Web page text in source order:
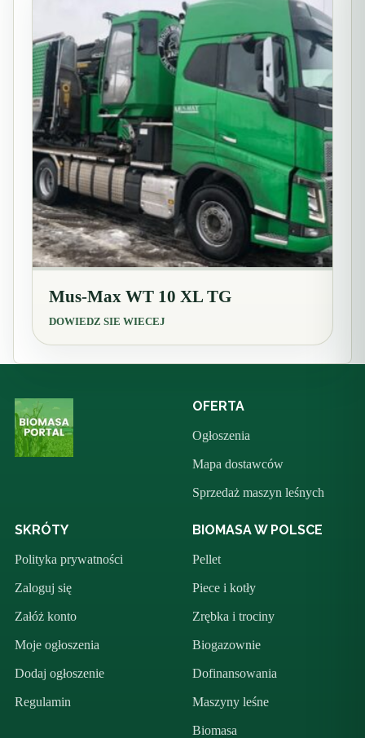
Mus-Max WT 10 XL TG
DOWIEDZ SIE WIECEJ
OFERTA
Ogłoszenia
Mapa dostawców
Sprzedaż maszyn leśnych
SKRÓTY
Polityka prywatności
Zaloguj się
Załóż konto
Moje ogłoszenia
Dodaj ogłoszenie
Regulamin
BIOMASA W POLSCE
Pellet
Piece i kotły
Zrębka i trociny
Biogazownie
Dofinansowania
Maszyny leśne
Biomasa